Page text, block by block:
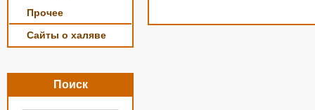
Прочее
Сайты о халяве
Поиск